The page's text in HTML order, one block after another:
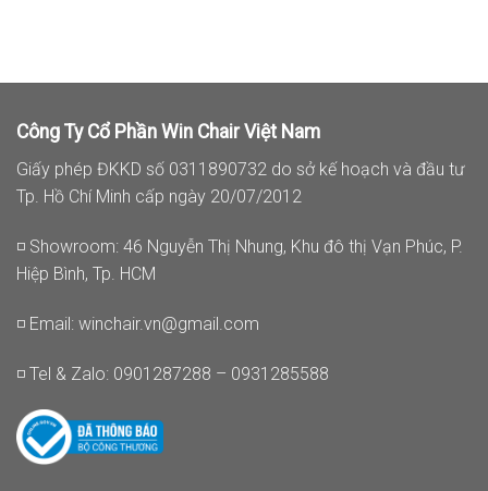
Công Ty Cổ Phần Win Chair Việt Nam
Giấy phép ĐKKD số 0311890732 do sở kế hoạch và đầu tư
Tp. Hồ Chí Minh cấp ngày 20/07/2012
◽ Showroom: 46 Nguyễn Thị Nhung, Khu đô thị Vạn Phúc, P.
Hiệp Bình, Tp. HCM
◽ Email: winchair.vn@gmail.com
◽ Tel & Zalo: 0901287288 – 0931285588